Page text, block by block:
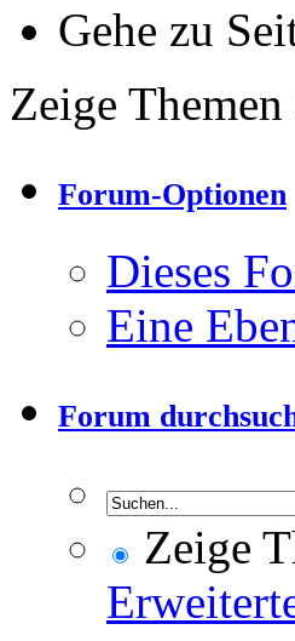
Gehe zu
Zeige
Forum-Optionen
Dieses
Eine
Forum
Zeige